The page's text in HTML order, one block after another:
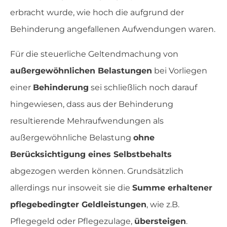
erbracht wurde, wie hoch die aufgrund der
Behinderung angefallenen Aufwendungen waren.
Für die steuerliche Geltendmachung von
außergewöhnlichen Belastungen bei Vorliegen
einer Behinderung sei schließlich noch darauf
hingewiesen, dass aus der Behinderung
resultierende Mehraufwendungen als
außergewöhnliche Belastung ohne
Berücksichtigung eines Selbstbehalts
abgezogen werden können. Grundsätzlich
allerdings nur insoweit sie die Summe erhaltener
pflegebedingter Geldleistungen, wie z.B.
Pflegegeld oder Pflegezulage, übersteigen.